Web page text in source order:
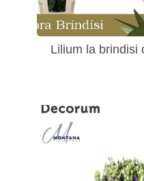
Lilium la brindisi